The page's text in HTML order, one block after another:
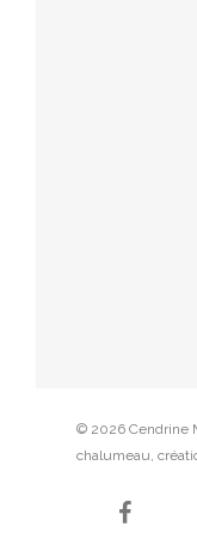
© 2026 Cendrine
chalumeau,
facebook